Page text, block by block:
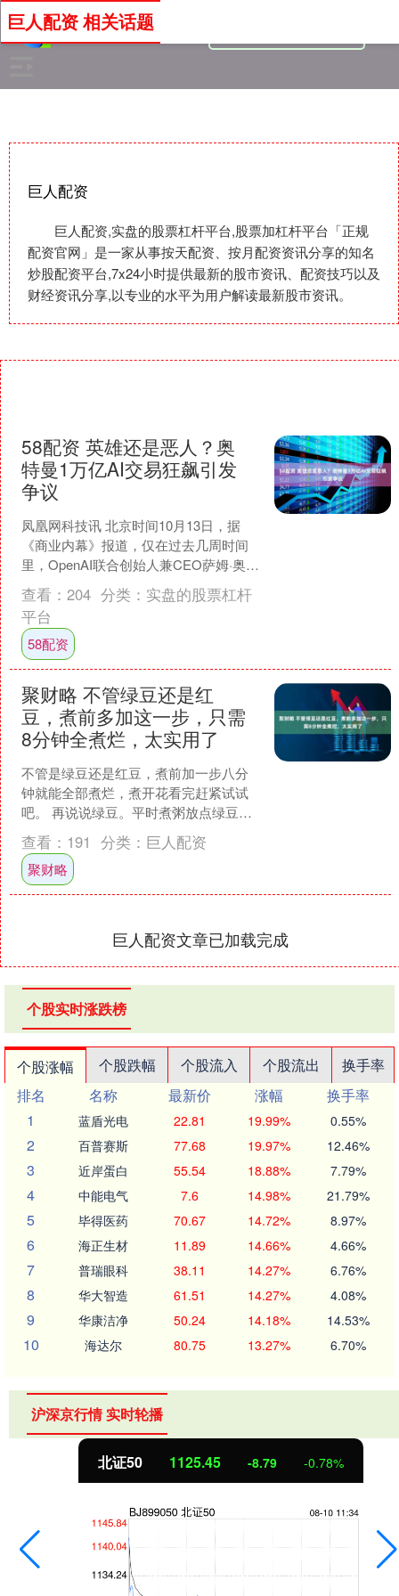
巨人配资
巨人配资,实盘的股票杠杆平台,股票加杠杆平台「正规
配资官网」是一家从事按天配资、按月配资资讯分享的知名
炒股配资平台,7x24小时提供最新的股市资讯、配资技巧以及
财经资讯分享,以专业的水平为用户解读最新股市资讯。
巨人配资 相关话题
58配资 英雄还是恶人？奥
特曼1万亿AI交易狂飙引发
争议
凤凰网科技讯 北京时间10月13日，据
《商业内幕》报道，仅在过去几周时间
里，OpenAI联合创始人兼CEO萨姆·奥特
曼(Sam Altman)就与AMD、英伟达....
查看： 204 分类： 实盘的股票杠杆
平台
58配资
聚财略 不管绿豆还是红
豆，煮前多加这一步，只需
8分钟全煮烂，太实用了
不管是绿豆还是红豆，煮前加一步八分
钟就能全部煮烂，煮开花看完赶紧试试
吧。 再说说绿豆。平时煮粥放点绿豆也
是非常有营养的。特别是现在这个季
节，现在天气非常炎热，现....
查看： 191 分类： 巨人配资
聚财略
巨人配资文章已加载完成
个股实时涨跌榜
个股涨幅 个股跌幅 个股流入 个股流出
换手率
排名
名称 最新价 涨幅
换手率
1
蓝盾光电 22.81 19.99% 0.55%
2 百普赛斯 77.68 19.97% 12.46%
3 近岸蛋白 55.54 18.88% 7.79%
4 中能电气 7.6 14.98% 21.79%
5 毕得医药 70.67 14.72% 8.97%
6 海正生材 11.89 14.66% 4.66%
7 普瑞眼科 38.11 14.27% 6.76%
8 华大智造 61.51 14.27% 4.08%
9 华康洁净 50.24 14.18% 14.53%
10 海达尔 80.75 13.27% 6.70%
沪深京行情 实时轮播
北证50 1125.45 -8.79 -0.78%